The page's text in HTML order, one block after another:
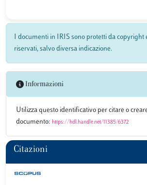
I documenti in IRIS sono protetti da copyright
riservati, salvo diversa indicazione.
Informazioni
Utilizza questo identificativo per citare o
documento: https://hdl.handle.net/11385/6372
Citazioni